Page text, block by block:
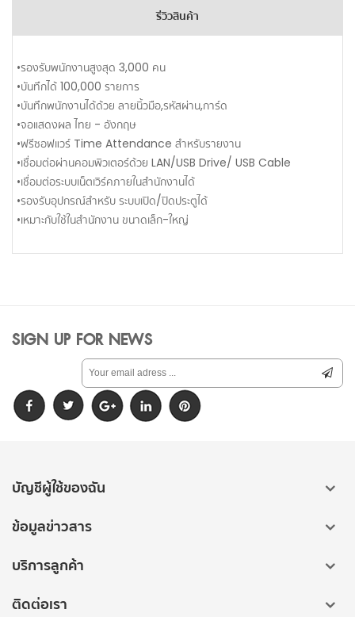
รีวิวสินค้า
•รองรับพนักงานสูงสุด 3,000 คน
•บันทึกได้ 100,000 รายการ
•บันทึกพนักงานได้ด้วย ลายนิ้วมือ,รหัสผ่าน,การ์ด
•จอแสดงผล ไทย - อังกฤษ
•ฟรีซอฟแวร์ Time Attendance สำหรับรายงาน
•เชื่อมต่อผ่านคอมพิวเตอร์ด้วย LAN/USB Drive/ USB Cable
•เชื่อมต่อระบบเน็ตเวิร์คภายในสำนักงานได้
•รองรับอุปกรณ์สำหรับ ระบบเปิด/ปิดประตูได้
•เหมาะกับใช้ในสำนักงาน ขนาดเล็ก-ใหญ่
SIGN UP FOR NEWS
บัญชีผู้ใช้ของฉัน
ข้อมูลข่าวสาร
บริการลูกค้า
ติดต่อเรา